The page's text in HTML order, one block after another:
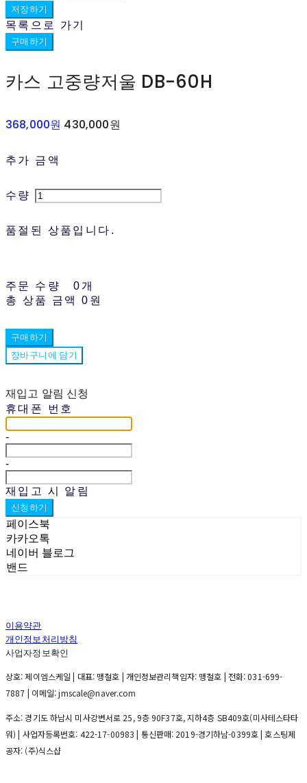
저장하기
목록으로 가기
구매하기
카스 고중량저울 DB-60H
368,000원 430,000원
추가 금액
수량
품절된 상품입니다.
주문 수량
0개
총 상품 금액
0원
구매하기
장바구니에 담기
재입고 알림 신청
휴대폰 번호
-
-
재입고 시 알림
신청하기
페이스북
카카오톡
네이버 블로그
밴드
이용약관
개인정보처리방침
사업자정보확인
상호: 제이엠스케일 | 대표: 맹철호 | 개인정보관리책임자: 맹철호 | 전화: 031-699-
7887 | 이메일: jmscale@naver.com
주소: 경기도 하남시 미사강변서로 25, 9층 90F37호, 지하4층 SB409호(미사테스타타
워) | 사업자등록번호: 422-17-00983 | 통신판매:2019-경기하남-0399호| 호스팅제
공자: (주)식스샵